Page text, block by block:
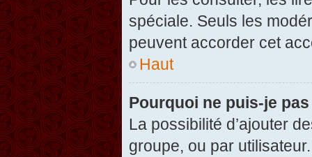
spéciale. Seuls les
peuvent accorder cet
Haut
Pourquoi ne puis-je
La possibilité d’ajouter
groupe, ou par